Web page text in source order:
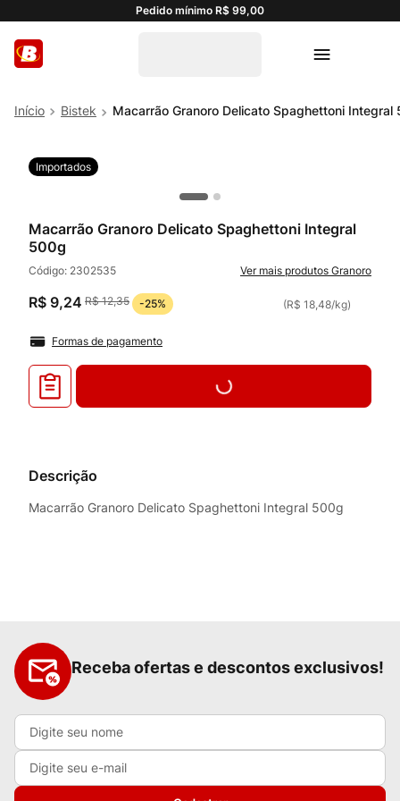
Pedido mínimo R$ 99,00
Bistek Macarrão Granoro Delicato Spaghettoni Integral
Importados
Macarrão Granoro Delicato Spaghettoni Integral
500g
Código: 2302535 Granoro
R$ 9,24 R$ 12,35 -25% (R$ 18,48/kg)
Formas de pagamento
Descrição
Macarrão Granoro Delicato Spaghettoni Integral 500g
Receba ofertas e descontos exclusivos!